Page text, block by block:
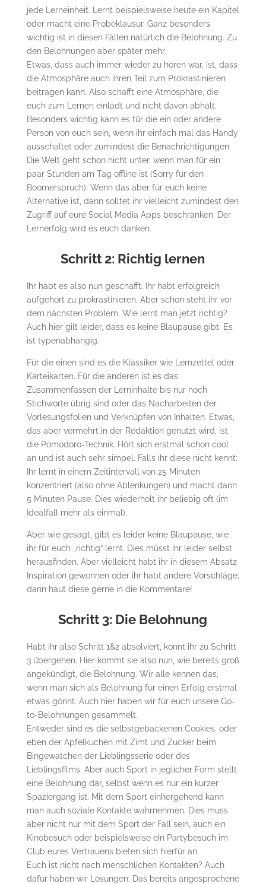
jede Lerneinheit. Lernt beispielsweise heute ein Kapitel
oder macht eine Probeklausur. Ganz besonders
wichtig ist in diesen Fällen natürlich die Belohnung. Zu
den Belohnungen aber später mehr.
Etwas, dass auch immer wieder zu hören war, ist, dass
die Atmosphäre auch ihren Teil zum Prokrastinieren
beitragen kann. Also schafft eine Atmosphäre, die
euch zum Lernen einlädt und nicht davon abhält.
Besonders wichtig kann es für die ein oder andere
Person von euch sein, wenn ihr einfach mal das Handy
ausschaltet oder zumindest die Benachrichtigungen.
Die Welt geht schon nicht unter, wenn man für ein
paar Stunden am Tag offline ist (Sorry für den
Boomerspruch). Wenn das aber für euch keine
Alternative ist, dann solltet ihr vielleicht zumindest den
Zugriff auf eure Social Media Apps beschränken. Der
Lernerfolg wird es euch danken.
Schritt 2: Richtig lernen
Ihr habt es also nun geschafft. Ihr habt erfolgreich
aufgehört zu prokrastinieren. Aber schon steht ihr vor
dem nächsten Problem. Wie lernt man jetzt richtig?
Auch hier gilt leider, dass es keine Blaupause gibt. Es
ist typenabhängig.
Für die einen sind es die Klassiker wie Lernzettel oder
Karteikarten. Für die anderen ist es das
Zusammenfassen der Lerninhalte bis nur noch
Stichworte übrig sind oder das Nacharbeiten der
Vorlesungsfolien und Verknüpfen von Inhalten. Etwas,
das aber vermehrt in der Redaktion genutzt wird, ist
die Pomodoro-Technik. Hört sich erstmal schon cool
an und ist auch sehr simpel. Falls ihr diese nicht kennt:
Ihr lernt in einem Zeitintervall von 25 Minuten
konzentriert (also ohne Ablenkungen) und macht dann
5 Minuten Pause. Dies wiederholt ihr beliebig oft (im
Idealfall mehr als einmal).
Aber wie gesagt, gibt es leider keine Blaupause, wie
ihr für euch „richtig“ lernt. Dies müsst ihr leider selbst
herausfinden. Aber vielleicht habt ihr in diesem Absatz
Inspiration gewonnen oder ihr habt andere Vorschläge;
dann haut diese gerne in die Kommentare!
Schritt 3: Die Belohnung
Habt ihr also Schritt 1&2 absolviert, könnt ihr zu Schritt
3 übergehen. Hier kommt sie also nun, wie bereits groß
angekündigt, die Belohnung. Wir alle kennen das,
wenn man sich als Belohnung für einen Erfolg erstmal
etwas gönnt. Auch hier haben wir für euch unsere Go-
to-Belohnungen gesammelt.
Entweder sind es die selbstgebackenen Cookies, oder
eben der Apfelkuchen mit Zimt und Zucker beim
Bingewatchen der Lieblingsserie oder des
Lieblingsfilms. Aber auch Sport in jeglicher Form stellt
eine Belohnung dar, selbst wenn es nur ein kurzer
Spaziergang ist. Mit dem Sport einhergehend kann
man auch soziale Kontakte wahrnehmen. Dies muss
aber nicht nur mit dem Sport der Fall sein, auch ein
Kinobesuch oder beispielsweise ein Partybesuch im
Club eures Vertrauens bieten sich hierfür an.
Euch ist nicht nach menschlichen Kontakten? Auch
dafür haben wir Lösungen: Das bereits angesprochene